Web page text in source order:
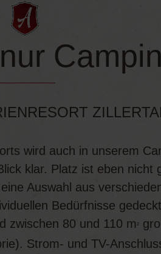
wird auch in unserem
klar. Platz ist eben nicht
Auswahl aus
Bedürfnisse
zwischen 80 und 110 m²
Strom- und TV-